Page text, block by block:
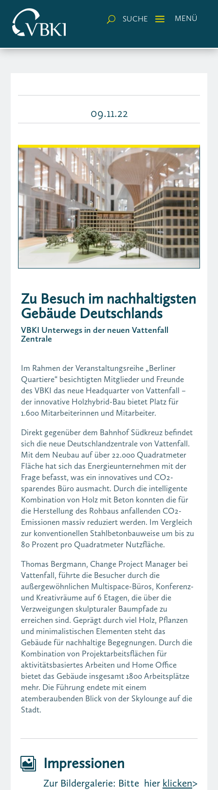
U SUCHE a MENÜ
09.11.22
Zu Besuch im nachhaltigsten
Gebäude Deutschlands
VBKI Unterwegs in der neuen Vattenfall
Zentrale
Im Rahmen der Veranstaltungsreihe „Berliner
Quartiere“ besichtigten Mitglieder und Freunde
des VBKI das neue Headquarter von Vattenfall –
der innovative Holzhybrid-Bau bietet Platz für
1.600 Mitarbeiterinnen und Mitarbeiter.
Direkt gegenüber dem Bahnhof Südkreuz befindet
sich die neue Deutschlandzentrale von Vattenfall.
Mit dem Neubau auf über 22.000 Quadratmeter
Fläche hat sich das Energieunternehmen mit der
Frage befasst, was ein innovatives und CO2-
sparendes Büro ausmacht. Durch die intelligente
Kombination von Holz mit Beton konnten die für
die Herstellung des Rohbaus anfallenden CO2-
Emissionen massiv reduziert werden. Im Vergleich
zur konventionellen Stahlbetonbauweise um bis zu
80 Prozent pro Quadratmeter Nutzfläche.
Thomas Bergmann, Change Project Manager bei
Vattenfall, führte die Besucher durch die
außergewöhnlichen Multispace-Büros, Konferenz-
und Kreativräume auf 6 Etagen, die über die
Verzweigungen skulpturaler Baumpfade zu
erreichen sind. Geprägt durch viel Holz, Pflanzen
und minimalistischen Elementen steht das
Gebäude für nachhaltige Begegnungen. Durch die
Kombination von Projektarbeitsflächen für
aktivitätsbasiertes Arbeiten und Home Office
bietet das Gebäude insgesamt 1800 Arbeitsplätze
mehr. Die Führung endete mit einem
atemberaubenden Blick von der Skylounge auf die
Stadt.
 Impressionen
Zur Bildergalerie: Bitte hier klicken>